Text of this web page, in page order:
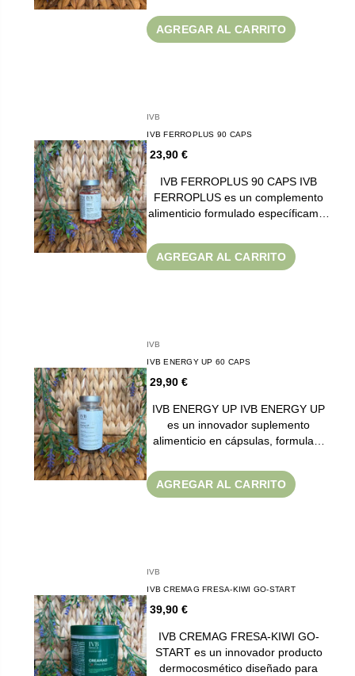
AGREGAR AL CARRITO
IVB
IVB FERROPLUS 90 CAPS
23,90 €
IVB FERROPLUS 90 CAPS IVB
FERROPLUS es un complemento
alimenticio formulado específicam…
AGREGAR AL CARRITO
IVB
IVB ENERGY UP 60 CAPS
29,90 €
IVB ENERGY UP IVB ENERGY UP
es un innovador suplemento
alimenticio en cápsulas, formula…
AGREGAR AL CARRITO
IVB
IVB CREMAG FRESA-KIWI GO-START
39,90 €
IVB CREMAG FRESA-KIWI GO-
START es un innovador producto
dermocosmético diseñado para